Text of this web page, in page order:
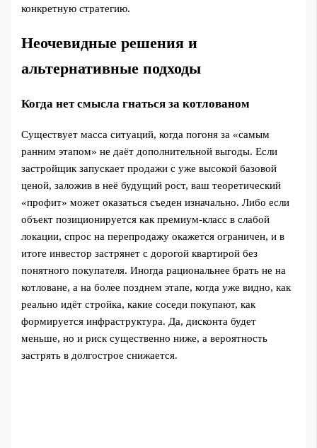
конкретную стратегию.
Неочевидные решения и
альтернативные подходы
Когда нет смысла гнаться за котлованом
Существует масса ситуаций, когда погоня за «самым
ранним этапом» не даёт дополнительной выгоды. Если
застройщик запускает продажи с уже высокой базовой
ценой, заложив в неё будущий рост, ваш теоретический
«профит» может оказаться съеден изначально. Либо если
объект позиционируется как премиум-класс в слабой
локации, спрос на перепродажу окажется ограничен, и в
итоге инвестор застрянет с дорогой квартирой без
понятного покупателя. Иногда рациональнее брать не на
котловане, а на более позднем этапе, когда уже видно, как
реально идёт стройка, какие соседи покупают, как
формируется инфраструктура. Да, дисконта будет
меньше, но и риск существенно ниже, а вероятность
застрять в долгострое снижается.